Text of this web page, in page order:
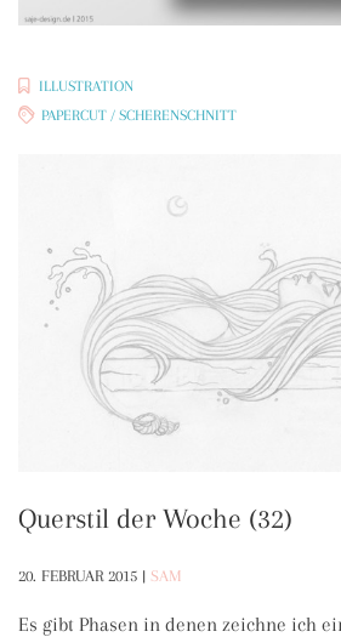
ILLUSTRATION
PAPERCUT / SCHERENSCHNITT
Querstil der Woche (32)
20. FEBRUAR 2015 | SAM
Es gibt Phasen in denen zeichne ich